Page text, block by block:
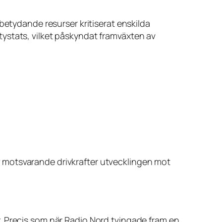
resurser kritiserat enskilda
vilket påskyndat framväxten av
drivkrafter utvecklingen mot